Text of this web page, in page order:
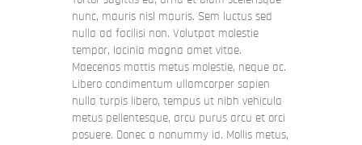
nunc, mauris nisl mauris. Sem luctus sed
nulla ad facilisi non. Volutpat molestie
tempor, lacinia magna amet vitae.
Maecenas mattis metus molestie, neque ac.
Libero condimentum ullamcorper sapien
nulla turpis libero, tempus ut nibh vehicula
metus pellentesque, arcu purus arcu et orci
posuere. Donec a nonummy id. Mollis metus,